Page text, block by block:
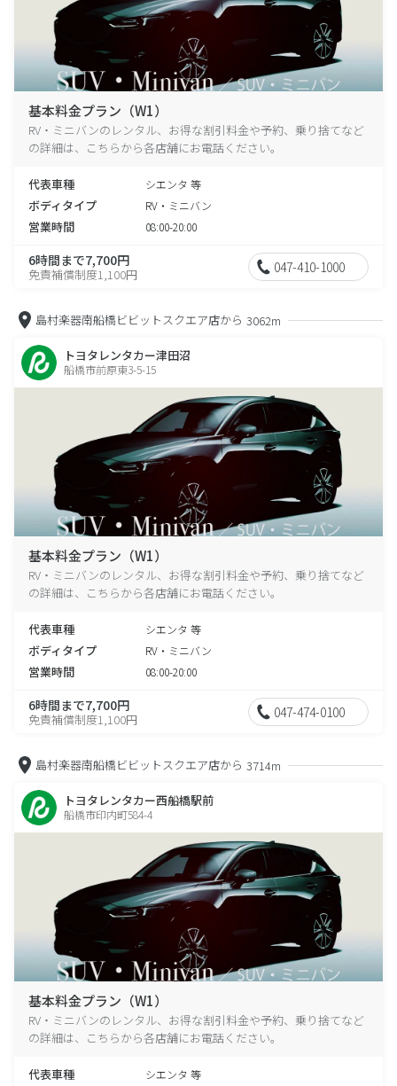
基本料金プラン（W1）
RV・ミニバンのレンタル、お得な割引料金や予約、乗り捨てなど
の詳細は、こちらから各店舗にお電話ください。
代表車種 シエンタ 等
ボディタイプ RV・ミニバン
営業時間 08:00-20:00
6時間まで7,700円
免責補償制度1,100円 047-410-1000
島村楽器南船橋ビビットスクエア店から 3062m
トヨタレンタカー津田沼
船橋市前原東3-5-15
基本料金プラン（W1）
RV・ミニバンのレンタル、お得な割引料金や予約、乗り捨てなど
の詳細は、こちらから各店舗にお電話ください。
代表車種 シエンタ 等
ボディタイプ RV・ミニバン
営業時間 08:00-20:00
6時間まで7,700円
免責補償制度1,100円 047-474-0100
島村楽器南船橋ビビットスクエア店から 3714m
トヨタレンタカー西船橋駅前
船橋市印内町584-4
基本料金プラン（W1）
RV・ミニバンのレンタル、お得な割引料金や予約、乗り捨てなど
の詳細は、こちらから各店舗にお電話ください。
代表車種 シエンタ 等